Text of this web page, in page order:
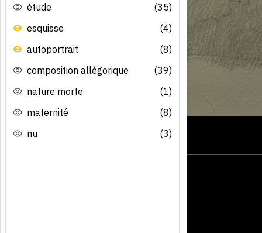
étude
(35)
esquisse
(4)
autoportrait
(8)
composition allégorique
(39)
nature morte
(1)
maternité
(8)
nu
(3)